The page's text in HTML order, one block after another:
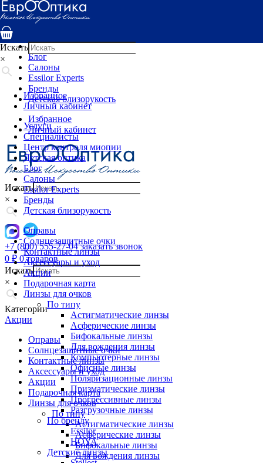
Услуги
Специалисты
Детская оптика
Блог
Салоны
Essilor Experts
Бренды
Детская близорукость
Избранное
Личный кабинет
Искать
×
+7 (800) 555-27-04 заказать звонок
0 ₽ 0 товаров
Искать
×
Категории
Акции
Оправы
Солнцезащитные очки
Контактные линзы
Аксессуары и уход
Акции
Подарочная карта
Линзы для очков
По типу
Астигматические линзы
Асферические линзы
Бифокальные линзы
Для вождения линзы
Искать
×
Избранное
Личный кабинет
Услуги
Специалисты
Центр контроля миопии
Детская оптика
Блог
Салоны
Essilor Experts
Бренды
Детская близорукость
Оправы
Солнцезащитные очки
Контактные линзы
Аксессуары и уход
Акции
Подарочная карта
Линзы для очков
По типу
Астигматические линзы
Асферические линзы
Бифокальные линзы
Для вождения линзы
Компьютерные линзы
Офисные линзы
Поляризационные линзы
Призматические линзы
Прогрессивные линзы
Разгрузочные линзы
По бренду
Essilor
HOYA
Детские линзы